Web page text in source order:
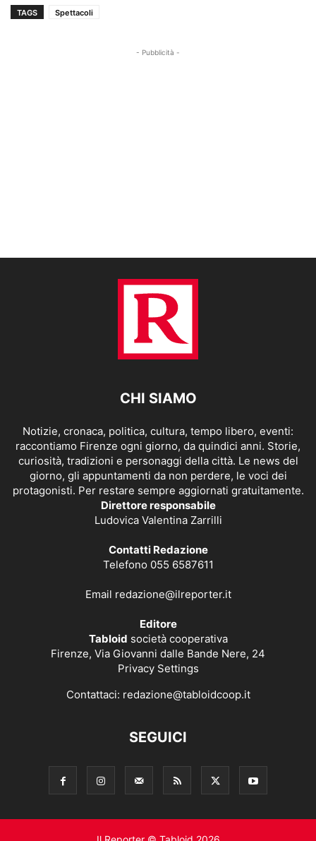
TAGS Spettacoli
- Pubblicità -
CHI SIAMO
Notizie, cronaca, politica, cultura, tempo libero, eventi:
raccontiamo Firenze ogni giorno, da quindici anni. Storie,
curiosità, tradizioni e personaggi della città. Le news del
giorno, gli appuntamenti da non perdere, le voci dei
protagonisti. Per restare sempre aggiornati gratuitamente.
Direttore responsabile
Ludovica Valentina Zarrilli
Contatti Redazione
Telefono 055 6587611
Email redazione@ilreporter.it
Editore
Tabloid società cooperativa
Firenze, Via Giovanni dalle Bande Nere, 24
Privacy Settings
Contattaci: redazione@tabloidcoop.it
SEGUICI